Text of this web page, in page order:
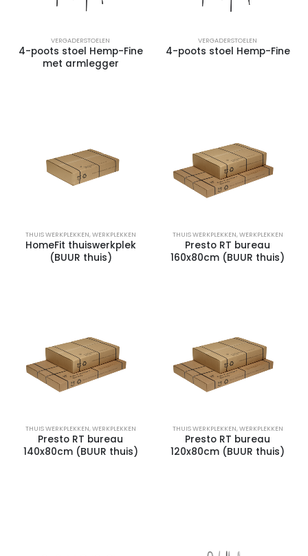
VERGADERSTOELEN
4-poots stoel Hemp-Fine
met armlegger
VERGADERSTOELEN
4-poots stoel Hemp-Fine
THUIS WERKPLEKKEN,WERKPLEKKEN
HomeFit thuiswerkplek
(BUUR thuis)
THUIS WERKPLEKKEN,WERKPLEKKEN
Presto RT bureau
160x80cm (BUUR thuis)
THUIS WERKPLEKKEN,WERKPLEKKEN
Presto RT bureau
140x80cm (BUUR thuis)
THUIS WERKPLEKKEN,WERKPLEKKEN
Presto RT bureau
120x80cm (BUUR thuis)